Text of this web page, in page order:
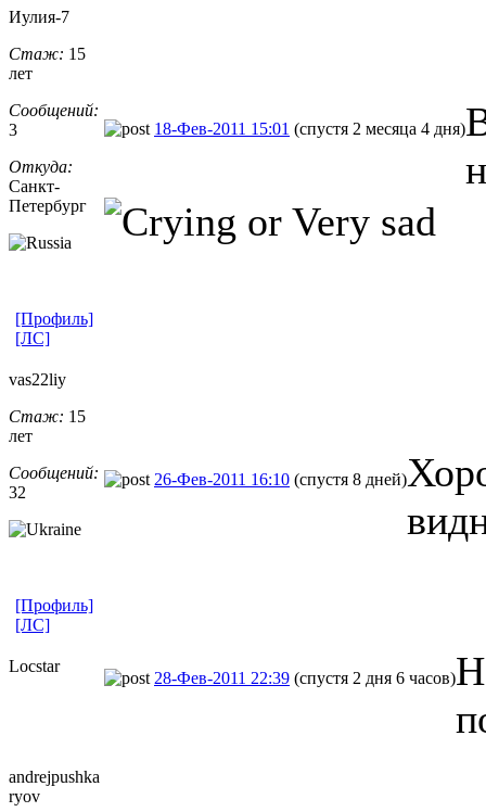
Иулия-7
Стаж: 15
лет
Сообщений:
3
Откуда:
Санкт-
Петерб​ург
18-Фев-2011 15:01 (спустя 2 месяца 4 дня)
[Профиль]
[ЛС]
vas22liy
Стаж: 15
лет
Сообщений:
32
26-Фев-2011 16:10 (спустя 8 дней)
[Профиль]
[ЛС]
Locstar
28-Фев-2011 22:39 (спустя 2 дня 6 часов)
andrejpushka
ryov